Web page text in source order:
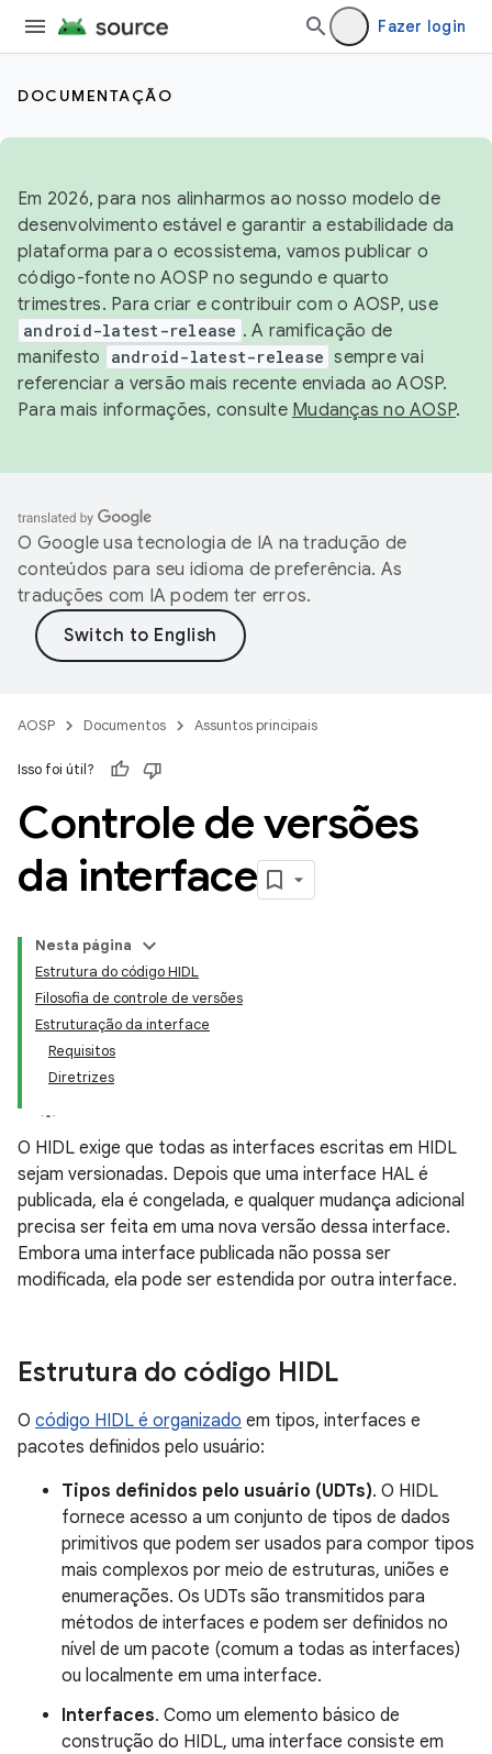
Fazer login
DOCUMENTAÇÃO
Em 2026, para nos alinharmos ao nosso modelo de
desenvolvimento estável e garantir a estabilidade da
plataforma para o ecossistema, vamos publicar o
código-fonte no AOSP no segundo e quarto
trimestres. Para criar e contribuir com o AOSP, use
android-latest-release . A ramificação de
manifesto
android-latest-release sempre vai
referenciar a versão mais recente enviada ao AOSP.
Para mais informações, consulte Mudanças no AOSP.
O Google usa tecnologia de IA na tradução de
conteúdos para seu idioma de preferência. As
traduções com IA podem ter erros.
AOSP Documentos Assuntos principais
Isso foi útil?
Controle de versões
da interface
Nesta página
Estrutura do código HIDL
Filosofia de controle de versões
Estruturação da interface
Requisitos
Diretrizes
O HIDL exige que todas as interfaces escritas em HIDL
sejam versionadas. Depois que uma interface HAL é
publicada, ela é congelada, e qualquer mudança adicional
precisa ser feita em uma nova versão dessa interface.
Embora uma interface publicada não possa ser
modificada, ela pode ser estendida por outra interface.
Estrutura do código HIDL
O código HIDL é organizado em tipos, interfaces e
pacotes definidos pelo usuário:
Tipos definidos pelo usuário (UDTs). O HIDL
fornece acesso a um conjunto de tipos de dados
primitivos que podem ser usados para compor tipos
mais complexos por meio de estruturas, uniões e
enumerações. Os UDTs são transmitidos para
métodos de interfaces e podem ser definidos no
nível de um pacote (comum a todas as interfaces)
ou localmente em uma interface.
Interfaces. Como um elemento básico de
construção do HIDL, uma interface consiste em